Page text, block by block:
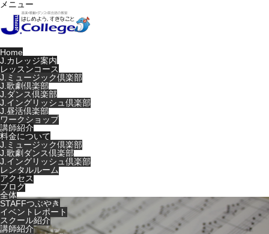
メニュー
Home
J.カレッジ案内
レッスンコース
J.ミュージック倶楽部
J.歌劇倶楽部
J.ダンス倶楽部
J.イングリッシュ倶楽部
J.昼活倶楽部
ワークショップ
講師紹介
料金について
J.ミュージック倶楽部
J.歌劇ダンス倶楽部
J.イングリッシュ倶楽部
レンタルルーム
アクセス
ブログ
全体
STAFFつぶやき
イベントレポート
スクール紹介
講師紹介